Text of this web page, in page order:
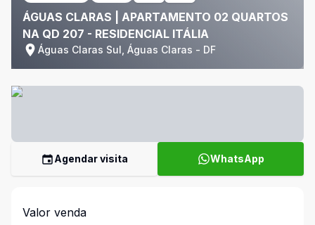
ÁGUAS CLARAS | APARTAMENTO 02 QUARTOS
NA QD 207 - RESIDENCIAL ITÁLIA
Águas Claras Sul, Águas Claras - DF
Agendar visita WhatsApp
Valor venda